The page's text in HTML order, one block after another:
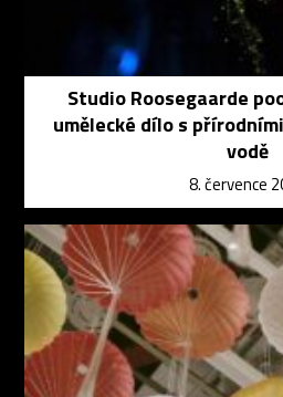
Studio Roosegaarde
umělecké dílo s
vodě
8. července